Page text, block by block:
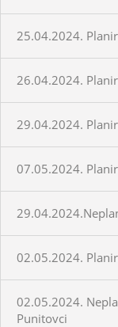
25.04.2024.
26.04.2024.
29.04.2024.
07.05.2024.
02.05.2024.
02.05.2024.
Punitovci